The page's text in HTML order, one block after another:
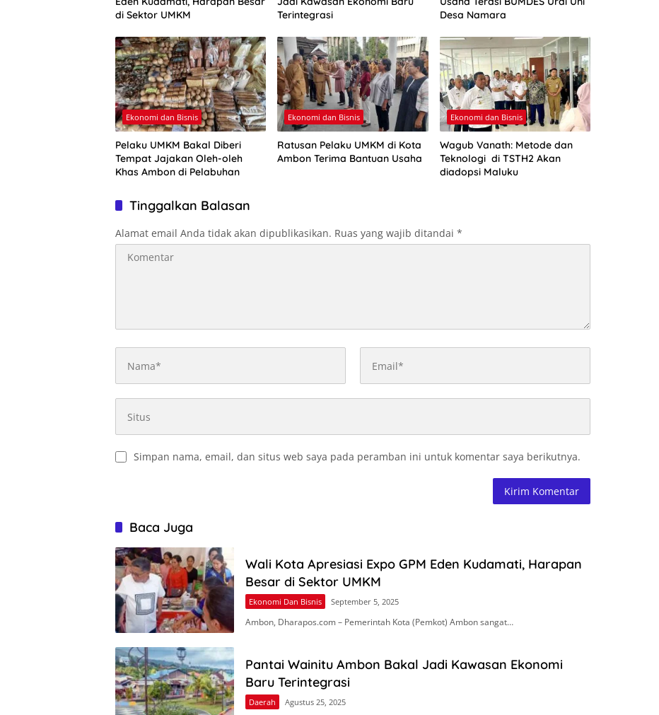
di Sektor UMKM
Terintegrasi
Desa Namara
Ekonomi dan Bisnis
Pelaku UMKM Bakal Diberi
Tempat Jajakan Oleh-oleh
Khas Ambon di Pelabuhan
Ekonomi dan Bisnis
Ratusan Pelaku UMKM di Kota
Ambon Terima Bantuan Usaha
Ekonomi dan Bisnis
Wagub Vanath: Metode dan
Teknologi di TSTH2 Akan
diadopsi Maluku
Tinggalkan Balasan
Alamat email Anda tidak akan dipublikasikan. Ruas yang wajib ditandai *
Simpan nama, email, dan situs web saya pada peramban ini untuk komentar saya berikutnya.
Baca Juga
Wali Kota Apresiasi Expo GPM Eden Kudamati, Harapan
Besar di Sektor UMKM
Ekonomi Dan Bisnis September 5, 2025
Ambon, Dharapos.com – Pemerintah Kota (Pemkot) Ambon sangat…
Pantai Wainitu Ambon Bakal Jadi Kawasan Ekonomi
Baru Terintegrasi
Daerah Agustus 25, 2025